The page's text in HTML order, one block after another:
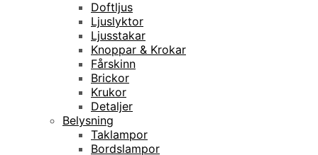
Doftljus
Ljuslyktor
Ljusstakar
Knoppar & Krokar
Fårskinn
Brickor
Krukor
Detaljer
Belysning
Taklampor
Bordslampor